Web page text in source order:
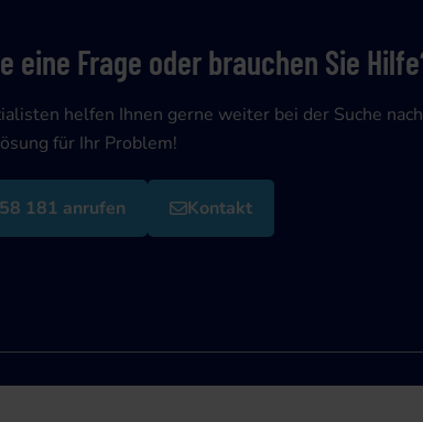
eine Frage oder brauchen Sie
helfen Ihnen gerne weiter bei der Suche
für Ihr Problem!
181 anrufen Kontakt